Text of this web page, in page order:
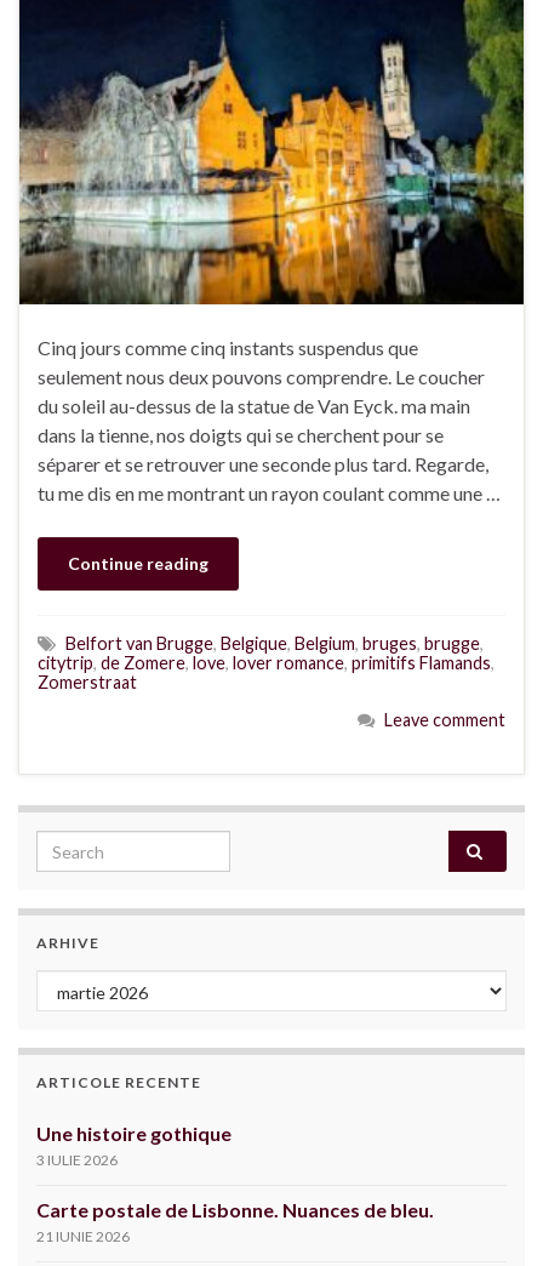
Cinq jours comme cinq instants suspendus que
seulement nous deux pouvons comprendre. Le coucher
du soleil au-dessus de la statue de Van Eyck. ma main
dans la tienne, nos doigts qui se cherchent pour se
séparer et se retrouver une seconde plus tard. Regarde,
tu me dis en me montrant un rayon coulant comme une …
Continue reading
Belfort van Brugge, Belgique, Belgium, bruges, brugge,
citytrip, de Zomere, love, lover romance, primitifs Flamands,
Zomerstraat
Leave comment
Search for:
ARHIVE
Arhive
ARTICOLE RECENTE
Une histoire gothique
3 IULIE 2026
Carte postale de Lisbonne. Nuances de bleu.
21 IUNIE 2026